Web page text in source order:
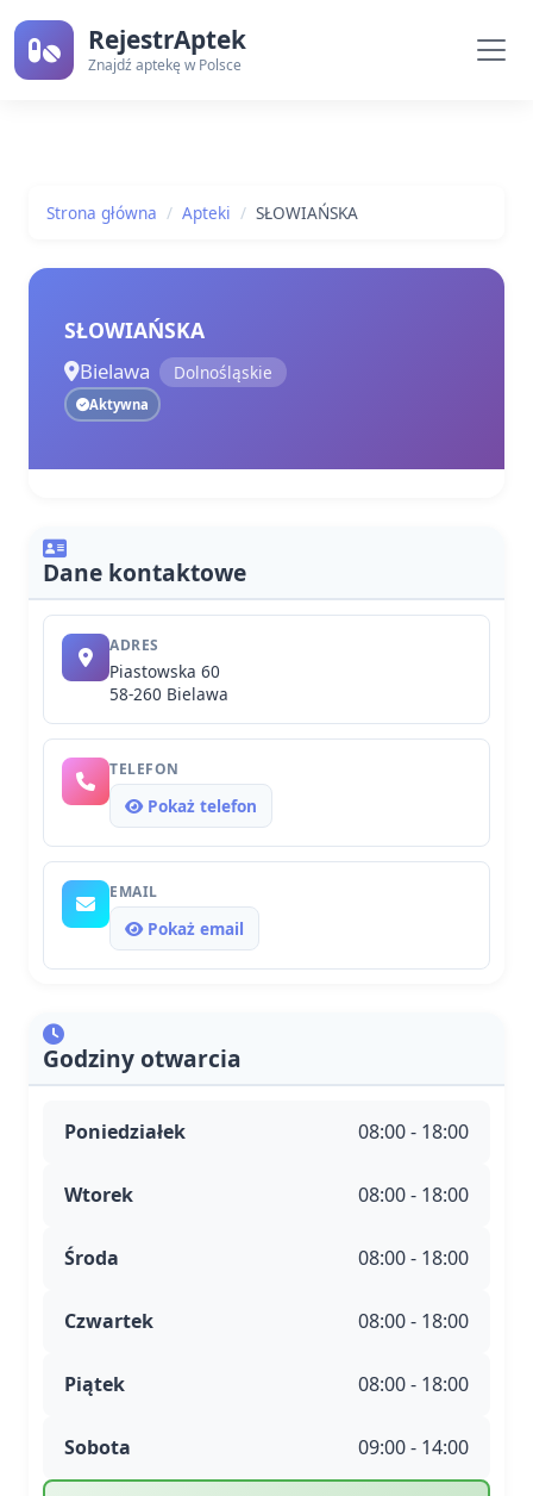
RejestrAptek
Znajdź aptekę w Polsce
Strona główna Apteki SŁOWIAŃSKA
SŁOWIAŃSKA
Bielawa Dolnośląskie
Aktywna
Dane kontaktowe
ADRES
Piastowska 60
58-260 Bielawa
TELEFON
Pokaż telefon
EMAIL
Pokaż email
Godziny otwarcia
Poniedziałek 08:00 - 18:00
Wtorek 08:00 - 18:00
Środa 08:00 - 18:00
Czwartek 08:00 - 18:00
Piątek 08:00 - 18:00
Sobota 09:00 - 14:00